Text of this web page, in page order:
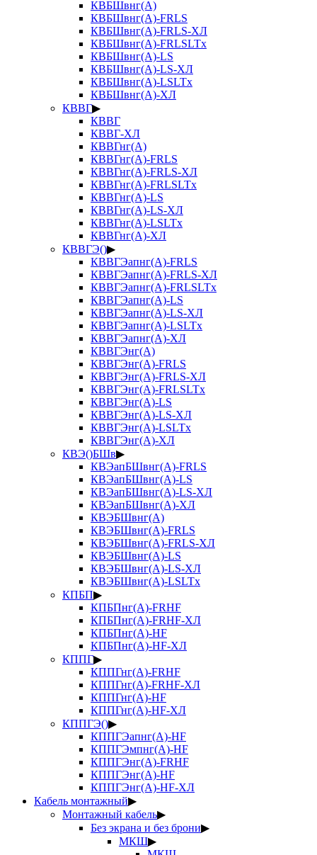
КВБШвнг(А)
КВБШвнг(А)-FRLS
КВБШвнг(А)-FRLS-ХЛ
КВБШвнг(А)-FRLSLTx
КВБШвнг(А)-LS
КВБШвнг(А)-LS-ХЛ
КВБШвнг(А)-LSLTx
КВБШвнг(А)-ХЛ
КВВГ▶
КВВГ
КВВГ-ХЛ
КВВГнг(А)
КВВГнг(А)-FRLS
КВВГнг(А)-FRLS-ХЛ
КВВГнг(А)-FRLSLTx
КВВГнг(А)-LS
КВВГнг(А)-LS-ХЛ
КВВГнг(А)-LSLTx
КВВГнг(А)-ХЛ
КВВГЭ()▶
КВВГЭапнг(А)-FRLS
КВВГЭапнг(А)-FRLS-ХЛ
КВВГЭапнг(А)-FRLSLTx
КВВГЭапнг(А)-LS
КВВГЭапнг(А)-LS-ХЛ
КВВГЭапнг(А)-LSLTx
КВВГЭапнг(А)-ХЛ
КВВГЭнг(А)
КВВГЭнг(А)-FRLS
КВВГЭнг(А)-FRLS-ХЛ
КВВГЭнг(А)-FRLSLTx
КВВГЭнг(А)-LS
КВВГЭнг(А)-LS-ХЛ
КВВГЭнг(А)-LSLTx
КВВГЭнг(А)-ХЛ
КВЭ()БШв▶
КВЭапБШвнг(А)-FRLS
КВЭапБШвнг(А)-LS
КВЭапБШвнг(А)-LS-ХЛ
КВЭапБШвнг(А)-ХЛ
КВЭБШвнг(А)
КВЭБШвнг(А)-FRLS
КВЭБШвнг(А)-FRLS-ХЛ
КВЭБШвнг(А)-LS
КВЭБШвнг(А)-LS-ХЛ
КВЭБШвнг(А)-LSLTx
КПБП▶
КПБПнг(А)-FRHF
КПБПнг(А)-FRHF-ХЛ
КПБПнг(А)-HF
КПБПнг(А)-HF-ХЛ
КППГ▶
КППГнг(А)-FRHF
КППГнг(А)-FRHF-ХЛ
КППГнг(А)-HF
КППГнг(А)-HF-ХЛ
КППГЭ()▶
КППГЭапнг(А)-HF
КППГЭмпнг(А)-HF
КППГЭнг(А)-FRHF
КППГЭнг(А)-HF
КППГЭнг(А)-HF-ХЛ
Кабель монтажный▶
Монтажный кабель▶
Без экрана и без брони▶
МКШ▶